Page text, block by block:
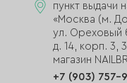
пункт выдачи
«Москва (м.
ул. Ореховый
д. 14, корп. 3,
магазин
+7 (903) 757-